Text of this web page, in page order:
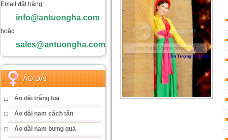
Email đặt hàng:
info@antuongha.com
hoặc
sales@antuongha.com
ÁO DÀI
Áo dài trắng lụa
Áo dài nam cách tân
Áo dài nam bưng quả